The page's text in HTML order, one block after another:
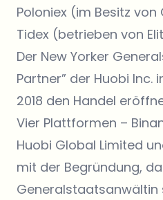
Poloniex (im Besitz
Tidex (betrieben von
Der New Yorker
Partner” der Huobi
2018 den Handel
Vier Plattformen –
Huobi Global Limited
mit der Begründung,
Generalstaatsanwältin